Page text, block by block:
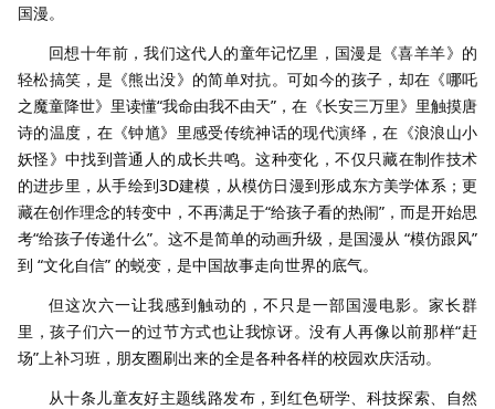
国漫。
回想十年前，我们这代人的童年记忆里，国漫是《喜羊羊》的
轻松搞笑，是《熊出没》的简单对抗。可如今的孩子，却在《哪吒
之魔童降世》里读懂“我命由我不由天”，在《长安三万里》里触摸唐
诗的温度，在《钟馗》里感受传统神话的现代演绎，在《浪浪山小
妖怪》中找到普通人的成长共鸣。这种变化，不仅只藏在制作技术
的进步里，从手绘到3D建模，从模仿日漫到形成东方美学体系；更
藏在创作理念的转变中，不再满足于“给孩子看的热闹”，而是开始思
考“给孩子传递什么”。这不是简单的动画升级，是国漫从 “模仿跟风”
到 “文化自信” 的蜕变，是中国故事走向世界的底气。
但这次六一让我感到触动的，不只是一部国漫电影。家长群
里，孩子们六一的过节方式也让我惊讶。没有人再像以前那样“赶
场”上补习班，朋友圈刷出来的全是各种各样的校园欢庆活动。
从十条儿童友好主题线路发布，到红色研学、科技探索、自然